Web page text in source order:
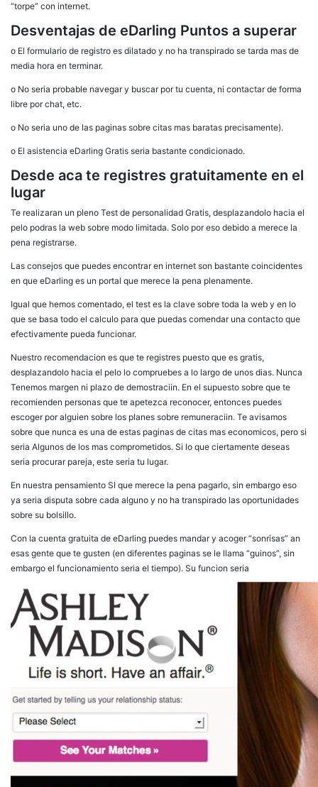
“torpe” con internet.
Desventajas de eDarling Puntos a superar
o El formulario de registro es dilatado y no ha transpirado se tarda mas de
media hora en terminar.
o No seri­a probable navegar y buscar por tu cuenta, ni contactar de forma
libre por chat, etc.
o No seri­a uno de las paginas sobre citas mas baratas precisamente).
o El asistencia eDarling Gratis seri­a bastante condicionado.
Desde aca te registres gratuitamente en el
lugar
Te realizaran un pleno Test de personalidad Gratis, desplazandolo hacia el
pelo podras la web sobre modo limitada. Solo por eso debido a merece la
pena registrarse.
Las consejos que puedes encontrar en internet son bastante coincidentes
en que eDarling es un portal que merece la pena plenamente.
Igual que hemos comentado, el test es la clave sobre toda la web y en lo
que se basa todo el calculo para que puedas comendar una contacto que
efectivamente pueda funcionar.
Nuestro recomendacion es que te registres puesto que es gratis,
desplazandolo hacia el pelo lo compruebes a lo largo de unos dias. Nunca
Tenemos margen ni plazo de demostraciin. En el supuesto sobre que te
recomienden personas que te apetezca reconocer, entonces puedes
escoger por alguien sobre los planes sobre remuneraciin. Te avisamos
sobre que nunca es una de estas paginas de citas mas economicos, pero si
seri­a Algunos de los mas comprometidos. Si lo que ciertamente deseas
seri­a procurar pareja, este seri­a tu lugar.
En nuestra pensamiento SI que merece la pena pagarlo, sin embargo eso
ya seri­a disputa sobre cada alguno y no ha transpirado las oportunidades
sobre su bolsillo.
Con la cuenta gratuita de eDarling puedes mandar y acoger “sonrisas” an
esas gente que te gusten (en diferentes paginas se le llama “guinos”, sin
embargo el funcionamiento seri­a el tiempo). Su funcion seri­a